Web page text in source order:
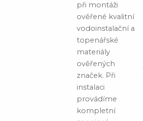
při montáži
ověřené kvalitní
vodoinstalační a
topenářské
materiály
ověřených
značek. Při
instalaci
provádíme
kompletní